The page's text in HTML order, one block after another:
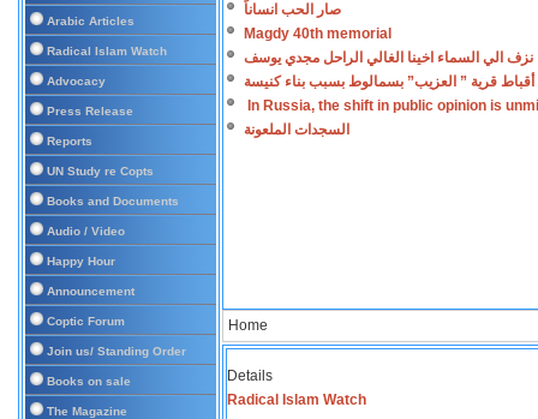
Arabic Articles
Radical Islam Watch
Advocacy
Press Release
Reports
UN Study re Copts
Books and Documents
Audio / Video
Happy Hour
Announcement
Coptic Forum
Join us/ Standing Order
Books on sale
The Magazine
صار الحب انساناً
Magdy 40th memorial
نزف الي السماء اخينا الغالي الراحل مجدي يوسف
أقباط قرية ” العزيب” بسمالوط بسبب بناء كنيسة
In Russia, the shift in public opinion is
السجدات الملعونة
Home
Details
Radical Islam Watch